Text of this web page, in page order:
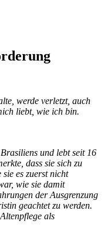
werde verletzt, auch
liebt, wie ich bin.
und lebt seit 16
dass sie sich zu
es zuerst nicht
wie sie damit
der Ausgrenzung
geachtet zu werden.
als